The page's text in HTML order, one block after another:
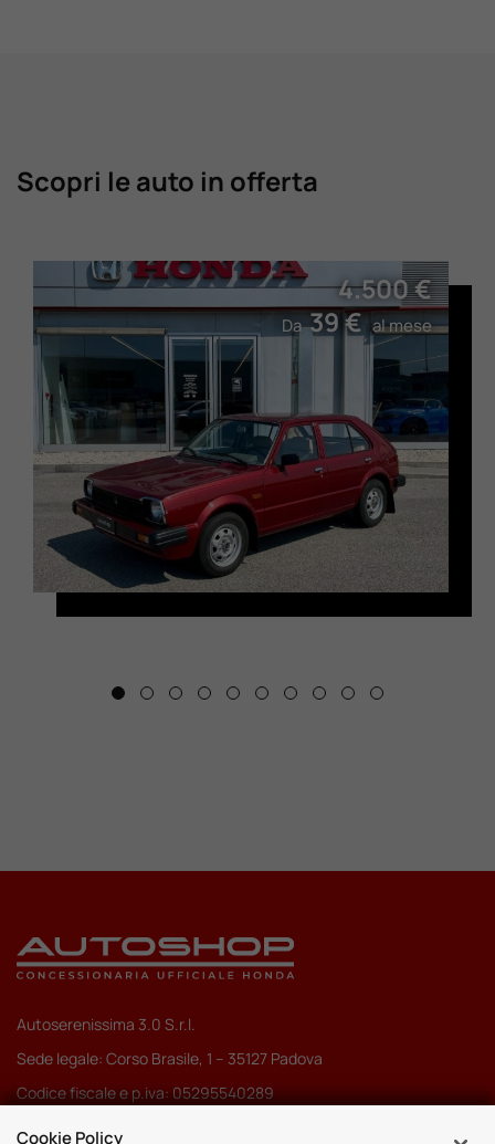
Scopri le auto in offerta
4.500 €
Da39 €al mese
Autoserenissima 3.0 S.r.l.
Sede legale: Corso Brasile, 1 – 35127 Padova
Codice fiscale e p.iva: 05295540289
Pec:autoserenissima3.0srl@legalmail.it
Cookie Policy